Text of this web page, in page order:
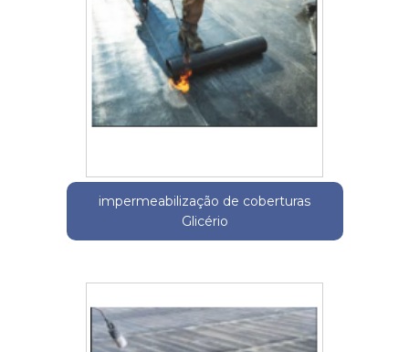
impermeabilização de coberturas
Glicério